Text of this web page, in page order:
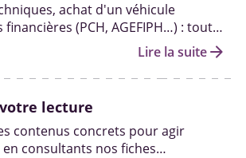
achat d'un véhicule
(PCH, AGEFIPH…) : toutes
se déplacer malgré un handicap.
Lire la suitearrow_forward
lecture
contenus concrets pour agir
consultants nos fiches